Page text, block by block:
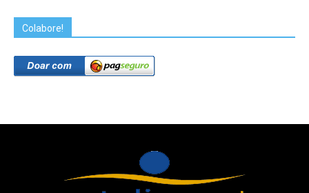
Colabore!